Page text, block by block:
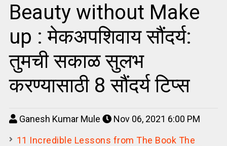
Beauty without Make
up : मेकअपशिवाय सौंदर्य:
तुमची सकाळ सुलभ
करण्यासाठी 8 सौंदर्य टिप्स
Ganesh Kumar Mule
Nov 06, 2021 6:00 PM
11 Incredible Lessons from The Book The